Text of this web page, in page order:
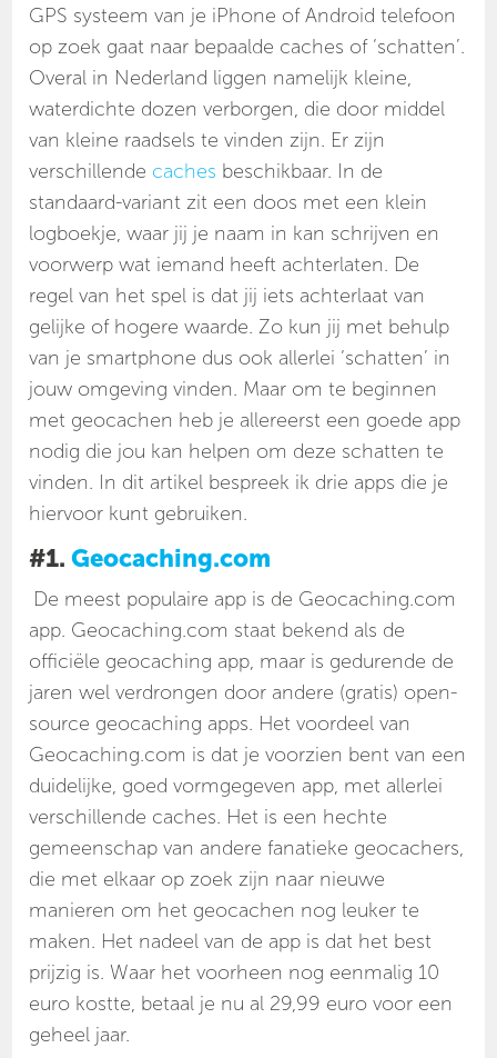
GPS systeem van je iPhone of Android telefoon
op zoek gaat naar bepaalde caches of ‘schatten’.
Overal in Nederland liggen namelijk kleine,
waterdichte dozen verborgen, die door middel
van kleine raadsels te vinden zijn. Er zijn
verschillende caches beschikbaar. In de
standaard-variant zit een doos met een klein
logboekje, waar jij je naam in kan schrijven en
voorwerp wat iemand heeft achterlaten. De
regel van het spel is dat jij iets achterlaat van
gelijke of hogere waarde. Zo kun jij met behulp
van je smartphone dus ook allerlei ‘schatten’ in
jouw omgeving vinden. Maar om te beginnen
met geocachen heb je allereerst een goede app
nodig die jou kan helpen om deze schatten te
vinden. In dit artikel bespreek ik drie apps die je
hiervoor kunt gebruiken.
#1.Geocaching.com
De meest populaire app is de Geocaching.com
app. Geocaching.com staat bekend als de
officiële geocaching app, maar is gedurende de
jaren wel verdrongen door andere (gratis) open-
source geocaching apps. Het voordeel van
Geocaching.com is dat je voorzien bent van een
duidelijke, goed vormgegeven app, met allerlei
verschillende caches. Het is een hechte
gemeenschap van andere fanatieke geocachers,
die met elkaar op zoek zijn naar nieuwe
manieren om het geocachen nog leuker te
maken. Het nadeel van de app is dat het best
prijzig is. Waar het voorheen nog eenmalig 10
euro kostte, betaal je nu al 29,99 euro voor een
geheel jaar.